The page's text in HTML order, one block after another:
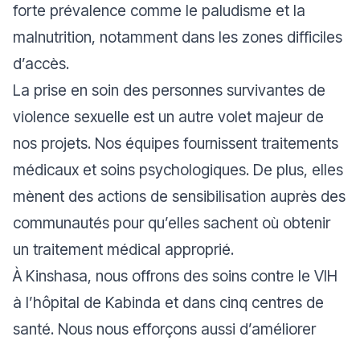
forte prévalence comme le paludisme et la
malnutrition, notamment dans les zones difficiles
d’accès.
La prise en soin des personnes survivantes de
violence sexuelle est un autre volet majeur de
nos projets. Nos équipes fournissent traitements
médicaux et soins psychologiques. De plus, elles
mènent des actions de sensibilisation auprès des
communautés pour qu’elles sachent où obtenir
un traitement médical approprié.
À Kinshasa, nous offrons des soins contre le VIH
à l’hôpital de Kabinda et dans cinq centres de
santé. Nous nous efforçons aussi d’améliorer